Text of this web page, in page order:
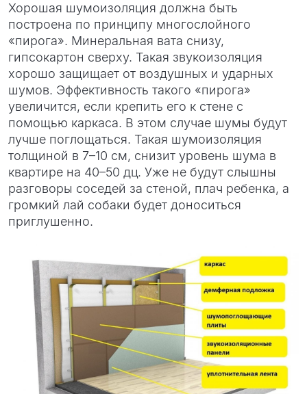
Хорошая шумоизоляция должна быть
построена по принципу многослойного
«пирога». Минеральная вата снизу,
гипсокартон сверху. Такая звукоизоляция
хорошо защищает от воздушных и ударных
шумов. Эффективность такого «пирога»
увеличится, если крепить его к стене с
помощью каркаса. В этом случае шумы будут
лучше поглощаться. Такая шумоизоляция
толщиной в 7–10 см, снизит уровень шума в
квартире на 40–50 дц. Уже не будут слышны
разговоры соседей за стеной, плач ребенка, а
громкий лай собаки будет доноситься
приглушенно.